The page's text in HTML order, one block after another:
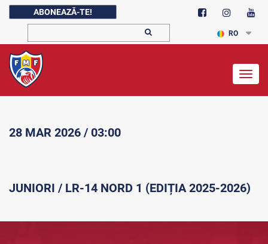
ABONEAZĂ-TE!
RO
28 MAR 2026 / 03:00
JUNIORI / LR-14 NORD 1 (EDIȚIA 2025-2026)